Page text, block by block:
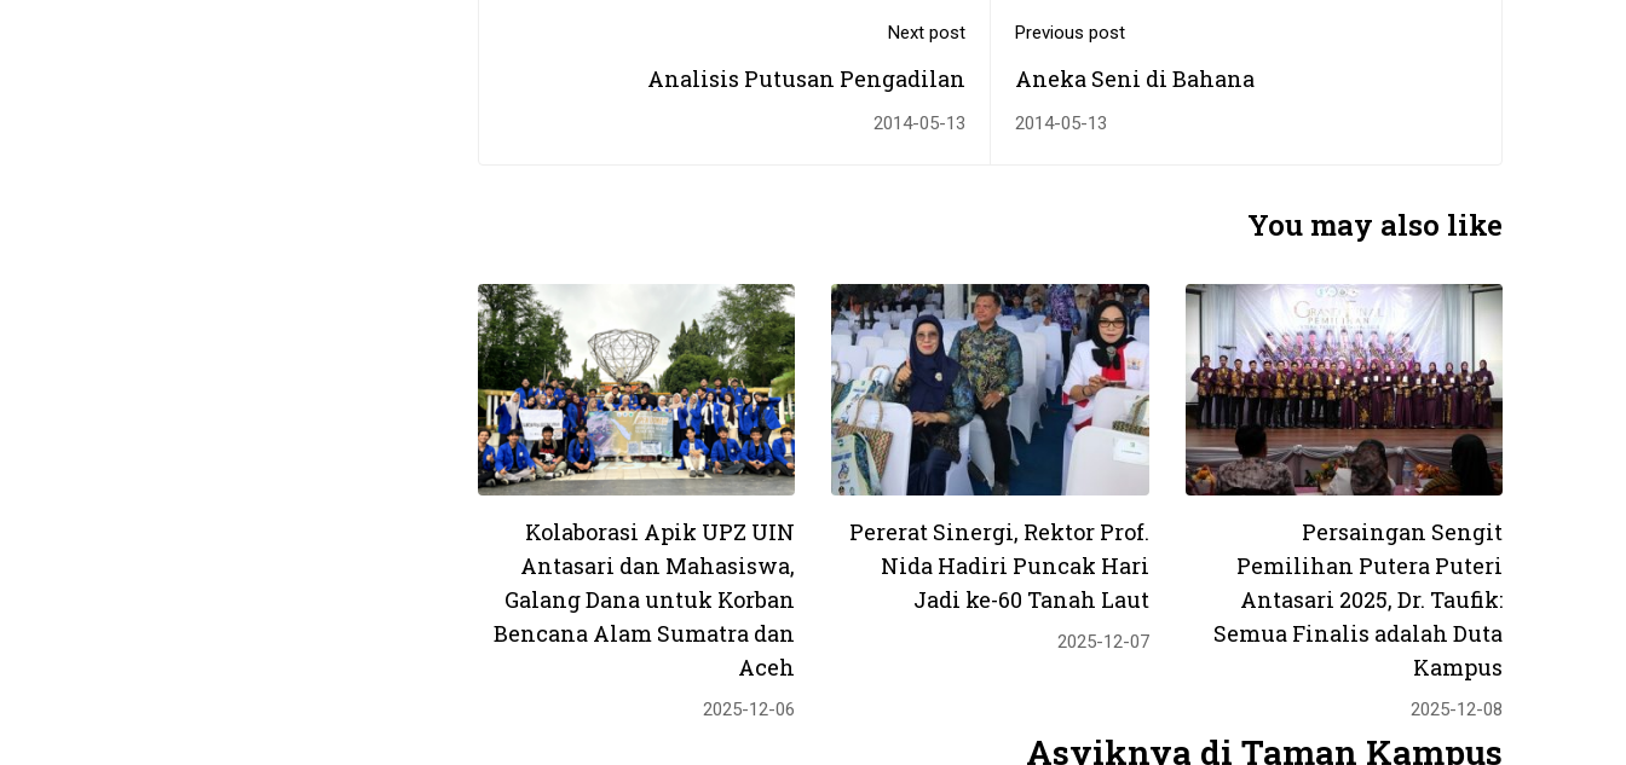
Previous post
Aneka Seni di Bahana
2014-05-13
Next post
Analisis Putusan Pengadilan
2014-05-13
You may also like
Persaingan Sengit
Pemilihan Putera Puteri
Antasari 2025, Dr. Taufik:
Semua Finalis adalah Duta
Kampus
2025-12-08
Pererat Sinergi, Rektor Prof.
Nida Hadiri Puncak Hari
Jadi ke-60 Tanah Laut
2025-12-07
Kolaborasi Apik UPZ UIN
Antasari dan Mahasiswa,
Galang Dana untuk Korban
Bencana Alam Sumatra dan
Aceh
2025-12-06
Asyiknya di Taman Kampus